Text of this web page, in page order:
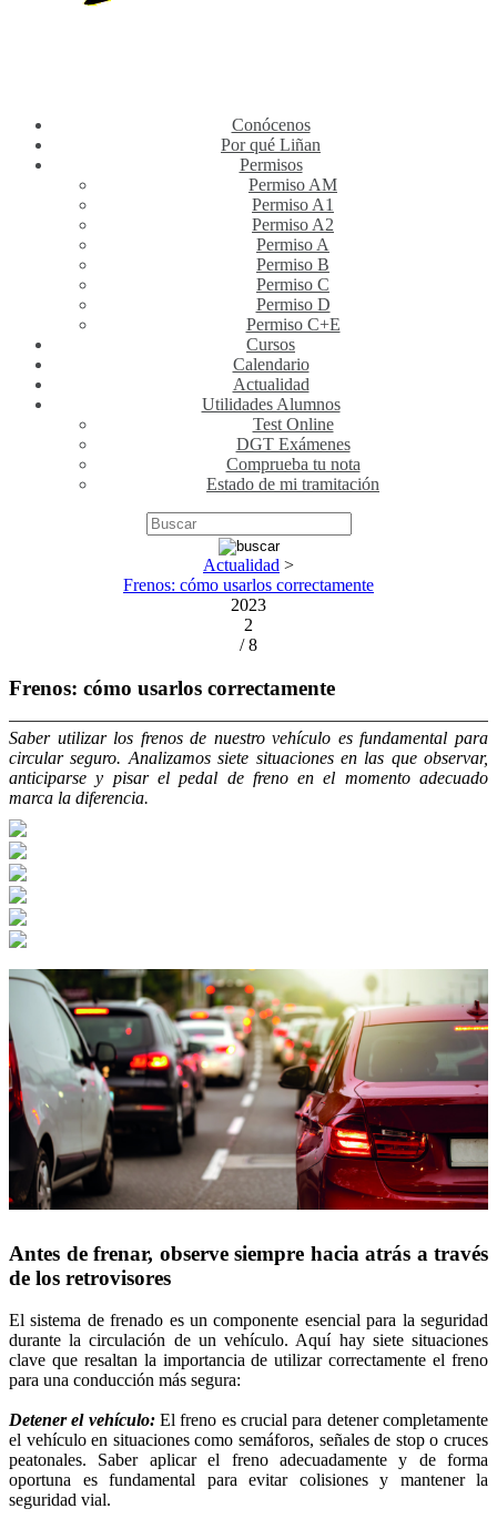
Conócenos
Por qué Liñan
Permisos
Permiso AM
Permiso A1
Permiso A2
Permiso A
Permiso B
Permiso C
Permiso D
Permiso C+E
Cursos
Calendario
Actualidad
Utilidades Alumnos
Test Online
DGT Exámenes
Comprueba tu nota
Estado de mi tramitación
Actualidad >
Frenos: cómo usarlos correctamente
2023
2
/ 8
Frenos: cómo usarlos correctamente
Saber utilizar los frenos de nuestro vehículo es fundamental para
circular seguro. Analizamos siete situaciones en las que observar,
anticiparse y pisar el pedal de freno en el momento adecuado
marca la diferencia.
Antes de frenar, observe siempre hacia atrás a través
de los retrovisores
El sistema de frenado es un componente esencial para la seguridad
durante la circulación de un vehículo. Aquí hay siete situaciones
clave que resaltan la importancia de utilizar correctamente el freno
para una conducción más segura:
Detener el vehículo:El freno es crucial para detener completamente
el vehículo en situaciones como semáforos, señales de stop o cruces
peatonales. Saber aplicar el freno adecuadamente y de forma
oportuna es fundamental para evitar colisiones y mantener la
seguridad vial.